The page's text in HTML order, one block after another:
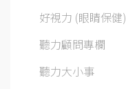
好視力 (眼睛保健)
聽力顧問專欄
聽力大小事